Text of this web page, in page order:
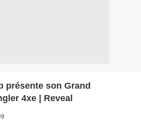
présente son Grand
4xe | Reveal